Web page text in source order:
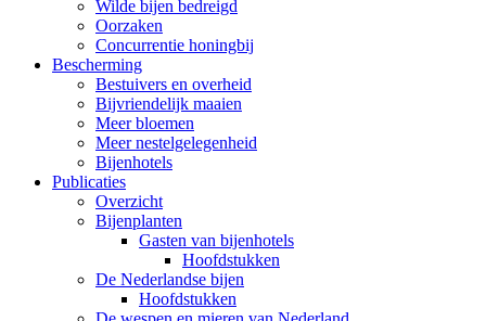
Wilde bijen bedreigd
Oorzaken
Concurrentie honingbij
Bescherming
Bestuivers en overheid
Bijvriendelijk maaien
Meer bloemen
Meer nestelgelegenheid
Bijenhotels
Publicaties
Overzicht
Bijenplanten
Gasten van bijenhotels
Hoofdstukken
De Nederlandse bijen
Hoofdstukken